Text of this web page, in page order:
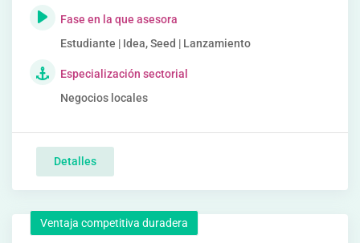
Fase en la que asesora
Estudiante | Idea, Seed | Lanzamiento
Especialización sectorial
Negocios locales
Detalles
Ventaja competitiva duradera